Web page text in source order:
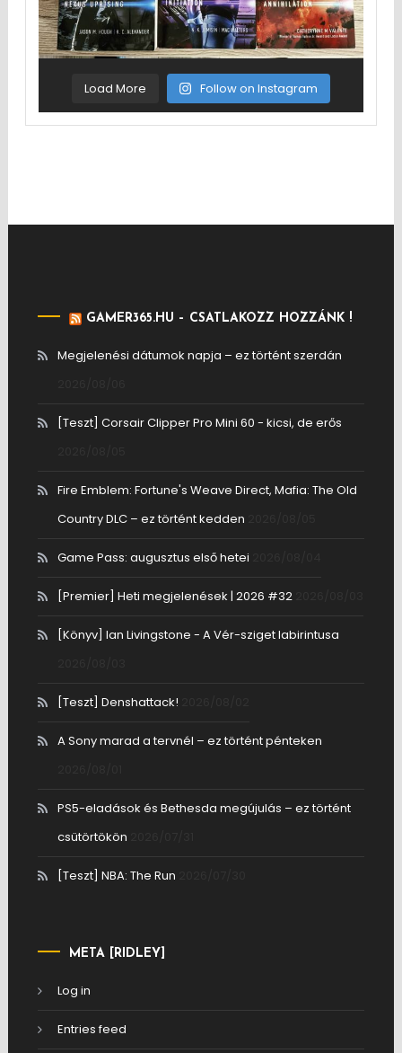
Load More Follow on Instagram
GAMER365.HU – CSATLAKOZZ HOZZÁNK !
Megjelenési dátumok napja – ez történt szerdán
[Teszt] Corsair Clipper Pro Mini 60 - kicsi, de erős
Fire Emblem: Fortune's Weave Direct, Mafia: The Old
Country DLC – ez történt kedden
Game Pass: augusztus első hetei
[Premier] Heti megjelenések | 2026 #32
[Könyv] Ian Livingstone - A Vér-sziget labirintusa
[Teszt] Denshattack!
A Sony marad a tervnél – ez történt pénteken
PS5-eladások és Bethesda megújulás – ez történt
csütörtökön
[Teszt] NBA: The Run
META [RIDLEY]
Log in
Entries feed